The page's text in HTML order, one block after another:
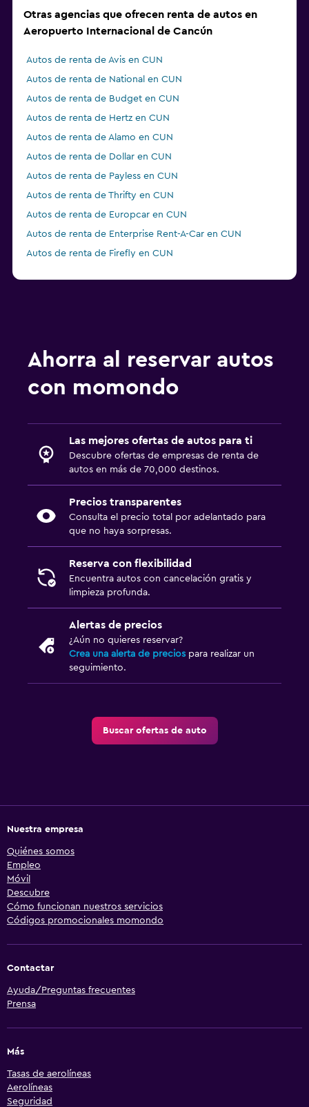
Otras agencias que ofrecen renta de autos en
Aeropuerto Internacional de Cancún
Autos de renta de Avis en CUN
Autos de renta de National en CUN
Autos de renta de Budget en CUN
Autos de renta de Hertz en CUN
Autos de renta de Alamo en CUN
Autos de renta de Dollar en CUN
Autos de renta de Payless en CUN
Autos de renta de Thrifty en CUN
Autos de renta de Europcar en CUN
Autos de renta de Enterprise Rent-A-Car en CUN
Autos de renta de Firefly en CUN
Ahorra al reservar autos
con momondo
Las mejores ofertas de autos para ti
Descubre ofertas de empresas de renta de
autos en más de 70,000 destinos.
Precios transparentes
Consulta el precio total por adelantado para
que no haya sorpresas.
Reserva con flexibilidad
Encuentra autos con cancelación gratis y
limpieza profunda.
Alertas de precios
¿Aún no quieres reservar?
Crea una alerta de precios para realizar un
seguimiento.
Buscar ofertas de auto
Nuestra empresa
Quiénes somos
Empleo
Móvil
Descubre
Cómo funcionan nuestros servicios
Códigos promocionales momondo
Contactar
Ayuda/Preguntas frecuentes
Prensa
Más
Tasas de aerolíneas
Aerolíneas
Seguridad